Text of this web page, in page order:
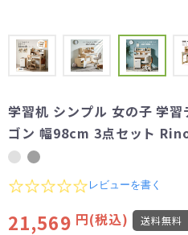
学習机 シンプル 女の子 学
ゴン 幅98cm 3点セット
0.0
rating
レビューを書く
21,569 円(税込) 送料無料